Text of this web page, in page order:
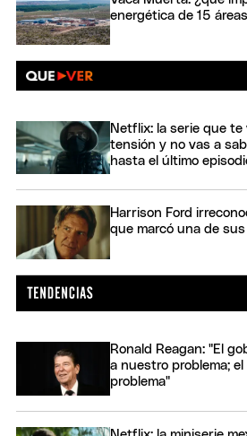
energética de 15
Netflix: la serie que te
tensión y no vas a
hasta el último
Harrison Ford
que marcó una de
Ronald Reagan: "El
a nuestro problema; el
problema"